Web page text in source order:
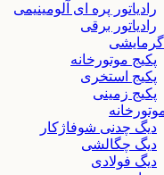
رادیاتور پره ای آلومینیمی
رادیاتور برقی
گرمایشی
پکیج موتورخانه
پکیج استخری
پکیج زمینی
دیگ چدنی شوفاژکار
دیگ چگالشی
دیگ فولادی